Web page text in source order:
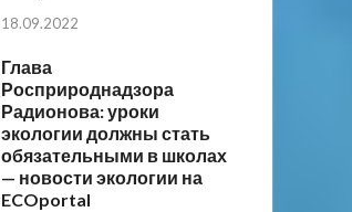
18.09.2022
Глава
Росприроднадзора
Радионова: уроки
экологии должны стать
обязательными в школах
— новости экологии на
ECOportal